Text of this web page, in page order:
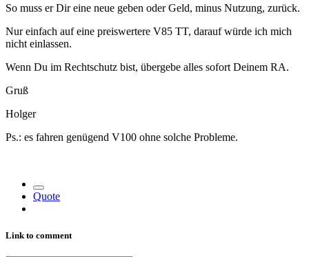
So muss er Dir eine neue geben oder Geld, minus Nutzung, zurück.
Nur einfach auf eine preiswertere V85 TT, darauf würde ich mich
nicht einlassen.
Wenn Du im Rechtschutz bist, übergebe alles sofort Deinem RA.
Gruß
Holger
Ps.: es fahren genügend V100 ohne solche Probleme.
Quote
Link to comment